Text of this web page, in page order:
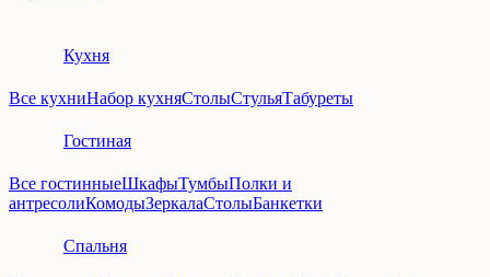
Кухня
Все кухниНабор кухняСтолыСтульяТабуреты
Гостиная
Все гостинныеШкафыТумбыПолки и
антресолиКомодыЗеркалаСтолыБанкетки
Спальня